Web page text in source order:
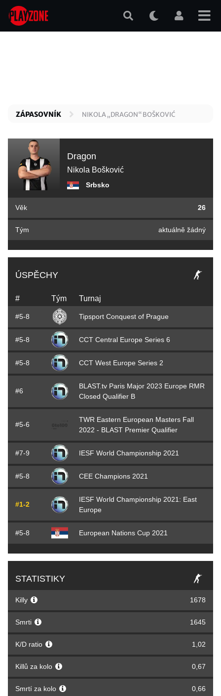
Přejít
hlavnímu
ZÁPASOVNÍK NIKOLA „DRAGON“ BOŠKOVIĆ
Dragon
Nikola Bošković
Srbsko
Věk 26
Tým aktuálně žádný
ÚSPĚCHY
# Tým Turnaj
#5-8 Tipsport Conquest of Prague
#5-8 CCT Central Europe Series 6
#5-8 CCT West Europe Series 2
#6
BLAST.tv Paris Major 2023 Europe RMR
Closed Qualifier B
#5-6
TWR Eastern European Masters Fall
2022 - BLAST Premier Qualifier
#7-9 IESF World Championship 2021
#5-8 CEE Champions 2021
#1-2
IESF World Championship 2021: East
Europe
#5-8 European Nations Cup 2021
STATISTIKY
Killy 1678
Smrti 1645
K/D ratio 1,02
Killů za kolo 0,67
Smrtí za kolo 0,66